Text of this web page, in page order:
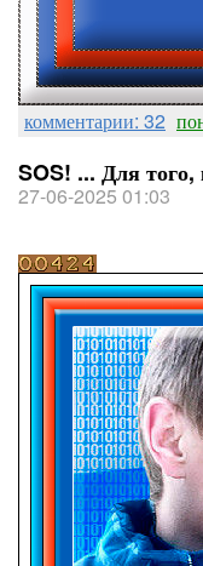
комментарии: 32
SOS! ... Для того,
27-06-2025 01:03